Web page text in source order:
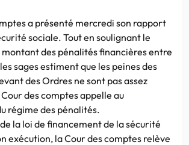
a présenté mercredi son rapport
sociale. Tout en soulignant le
des pénalités financières entre
sages estiment que les peines des
des Ordres ne sont pas assez
des comptes appelle au
régime des pénalités.
la loi de financement de la sécurité
exécution, la Cour des comptes relève